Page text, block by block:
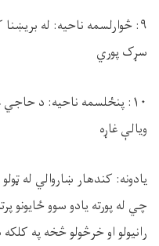
۹: څوارلسمه ناحیه: له
سړک پوري
۱۰: پنځلسمه ناحیه: د
ویالې غاړه
یادونه: کندهار ښاروالي له
چي له پورته یادو سوو ځایونو
رانیولو او خرڅولو څخه په